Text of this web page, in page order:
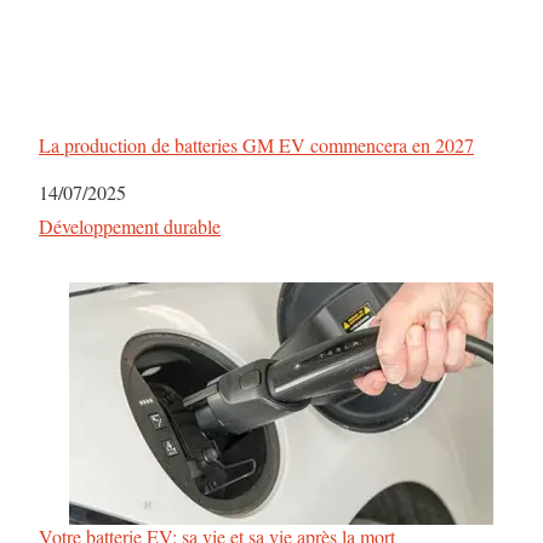
La production de batteries GM EV commencera en 2027
Date
14/07/2025
Par rapport à
Développement durable
Votre batterie EV: sa vie et sa vie après la mort